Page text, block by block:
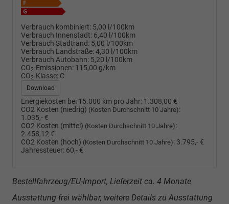
Verbrauch kombiniert: 5,00 l/100km
Verbrauch Innenstadt: 6,40 l/100km
Verbrauch Stadtrand: 5,00 l/100km
Verbrauch Landstraße:4,30 l/100km
Verbrauch Autobahn: 5,20 l/100km
CO2-Emissionen: 115,00 g/km
CO2-Klasse: C
Download
Energiekosten bei 15.000 km pro Jahr: 1.308,00 €
CO2 Kosten (niedrig) (Kosten Durchschnitt 10 Jahre):
1.035,- €
CO2 Kosten (mittel) (Kosten Durchschnitt 10 Jahre):
2.458,12 €
CO2 Kosten (hoch) (Kosten Durchschnitt 10 Jahre): 3.795,- €
Jahressteuer: 60,- €
Bestellfahrzeug/EU-Import, Lieferzeit ca. 4 Monate
Ausstattung frei wählbar, weitere Details zu Ausstattung